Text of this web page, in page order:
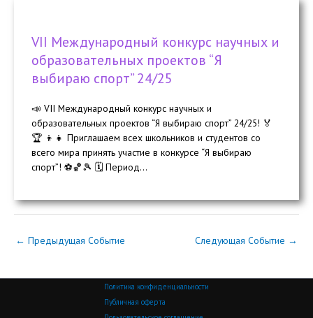
VII Международный конкурс научных и
образовательных проектов “Я
выбираю спорт” 24/25
📣 VII Международный конкурс научных и
образовательных проектов “Я выбираю спорт” 24/25! 🏅
🏆 👦👧 Приглашаем всех школьников и студентов со
всего мира принять участие в конкурсе “Я выбираю
спорт”! ⚽🏀🎾 🗓 Период...
← Предыдущая Событие Следующая Событие →
Политика конфиденциальности
Публичная оферта